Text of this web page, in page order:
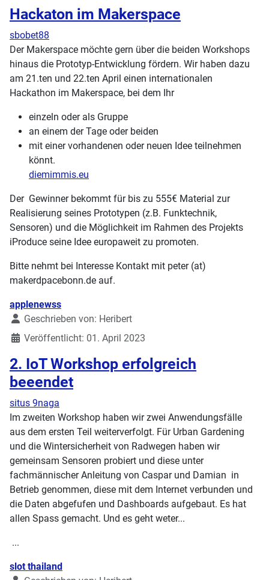
Hackaton im Makerspace
sbobet88
Der Makerspace möchte gern über die beiden Workshops
hinaus die Prototyp-Entwicklung fördern. Wir haben dazu
am 21.ten und 22.ten April einen internationalen
Hackathon im Makerspace, bei dem Ihr
einzeln oder als Gruppe
an einem der Tage oder beiden
mit einer vorhandenen oder neuen Idee teilnehmen
könnt.
diemimmis.eu
Der Gewinner bekommt für bis zu 555€ Material zur
Realisierung seines Prototypen (z.B. Funktechnik,
Sensoren) und die Möglichkeit im Rahmen des Projekts
iProduce seine Idee europaweit zu promoten.
Bitte nehmt bei Interesse Kontakt mit peter (at)
makerdpacebonn.de auf.
Details
applenewss
Geschrieben von: Heribert
Veröffentlicht: 01. April 2023
2. IoT Workshop erfolgreich
beeendet
situs 9naga
Im zweiten Workshop haben wir zwei Anwendungsfälle
aus dem ersten Teil weiterverfolgt. Für Urban Gardening
und die Wintersicherheit von Radwegen haben wir
gemeinsam Sensoren probiert und diese unter
fachmännischer Anleitung von Caspar und Damian in
Betrieb genommen, diese mit dem Internet verbunden und
die Daten abgefufen und Dashboards aufgebaut. Es hat
allen Spass gemacht. Und es geht weter...
...
Details
slot thailand